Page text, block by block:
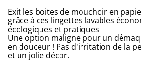
Exit les boites de mouchoir en
grâce à ces lingettes lavables
écologiques et pratiques
Une option maligne pour un
en douceur ! Pas d'irritation de la
et un jolie décor.